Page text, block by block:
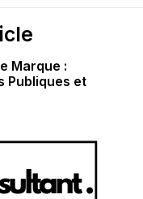
Marque :
Publiques et